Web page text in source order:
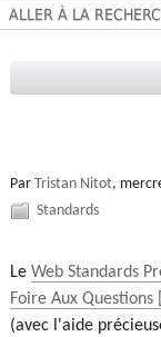
ALLER À LA
Par Tristan Nitot,
Standards
Le Web Standards
Foire Aux Questions
(avec l'aide